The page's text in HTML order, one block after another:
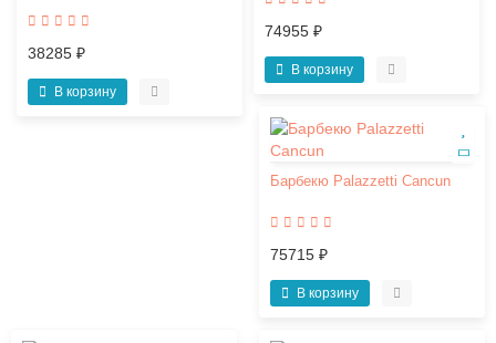
38285 ₽
В корзину
74955 ₽
В корзину
Барбекю Palazzetti Cancun
75715 ₽
В корзину